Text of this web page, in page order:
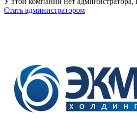
Стать администратором